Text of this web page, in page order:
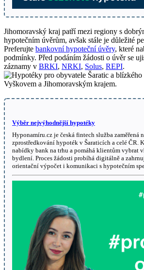
Jihomoravský kraj patří mezi regiony s
hypotečním úvěrům, avšak stále je důležité
Preferujte bankovní hypoteční úvěry, které
podmínky. Před podáním žádosti o úvěr se
záznamy v BRKI, NRKI, Solus, REPI.
Výběr nejvýhodnější hypotéky
Hyponamíru.cz je česká fintech služba zaměřená
zprostředkování hypoték v Šaraticích a celé ČR.
nabídky bank na trhu a pomáhá klientům vybrat
bydlení. Proces žádosti probíhá digitálně a
orientační výpočet i komunikaci s hypotečním